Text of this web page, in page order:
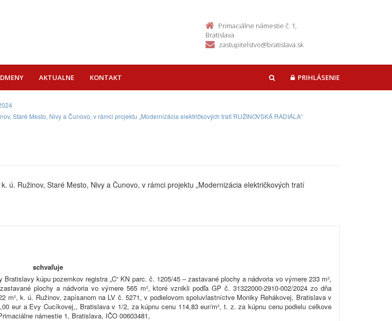
Primaciálne námestie č. 1,
Bratislava
zastupitelstvo@bratislava.sk
AKTUALNE KONTAKT HĽADAŤPRIHLÁSENIE
Staré Mesto, Nivy a Čunovo, v rámci projektu „Modernizácia električkových tratí RUŽINOVSKÁ RADIÁLA“
ú. Ružinov, Staré Mesto, Nivy a Čunovo, v rámci projektu „Modernizácia električkových tratí
schvaľuje
kúpu pozemkov registra „C“ KN parc. č. 1205/45 – zastavané plochy a nádvoria vo výmere 233 m²,
plochy a nádvoria vo výmere 565 m², ktoré vznikli podľa GP č. 31322000-2910-002/2024 zo dňa
m², k. ú. Ružinov, zapísanom na LV č. 5271, v podielovom spoluvlastníctve Moniky Rehákovej, Bratislava v
eur a Evy Cucíkovej,, Bratislava v 1/2, za kúpnu cenu 114,83 eur/m², t. z. za kúpnu cenu podielu celkove
námestie 1, Bratislava, IČO 00603481,